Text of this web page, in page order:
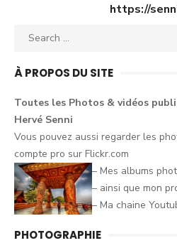
https://
Search
À PROPOS DU SITE
Toutes les Photos & vidéos
Hervé Senni
Vous pouvez aussi regarder les
compte pro sur Flickr.com
– Mes albums
– ainsi que mon
– Ma chaine
PHOTOGRAPHIE